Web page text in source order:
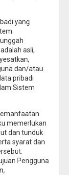
yang
asli,
dan/atau
pribadi
Sistem
memerlukan
dan tunduk
syarat dan
Pengguna